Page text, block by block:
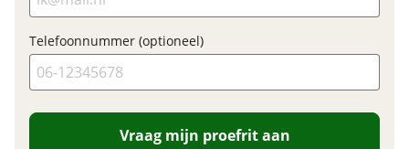
BOVAG Garantie
Fabrieksgarantie van
Fabrieksgarantie
Ja
Telefoonnummer (optioneel)
Vraag mijn proefrit aan